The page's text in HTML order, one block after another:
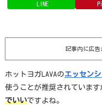
LINE
記事内に広告
ホットヨガLAVAのエッセン
使うことが推奨されています
でいいですよね。